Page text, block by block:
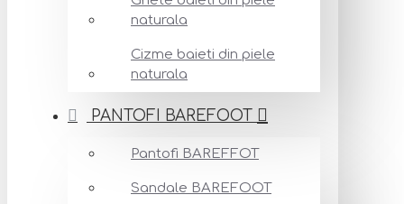
naturala
Cizme baieti din piele
naturala
PANTOFI BAREFOOT
Pantofi BAREFFOT
Sandale BAREFOOT